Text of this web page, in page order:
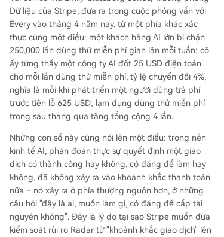
Dữ liệu của Stripe, đưa ra trong cuộc phỏng vấn với
Every vào tháng 4 năm nay, từ một phía khác xác
thực cùng một điều: một khách hàng AI lớn bị chặn
250,000 lần dùng thử miễn phí gian lận mỗi tuần; cô
ấy từng thấy một công ty AI đốt 25 USD điện toán
cho mỗi lần dùng thử miễn phí, tỷ lệ chuyển đổi 4%,
nghĩa là mỗi khi phát triển một người dùng trả phí
trước tiên lỗ 625 USD; lạm dụng dùng thử miễn phí
trong sáu tháng qua tăng tổng cộng 4 lần.
Những con số này cùng nói lên một điều: trong nền
kinh tế AI, phán đoán thực sự quyết định một giao
dịch có thành công hay không, có đáng để làm hay
không, đã không xảy ra vào khoảnh khắc thanh toán
nữa – nó xảy ra ở phía thượng nguồn hơn, ở những
câu hỏi "đây là ai, muốn làm gì, có đáng để cấp tài
nguyên không". Đây là lý do tại sao Stripe muốn đưa
kiểm soát rủi ro Radar từ "khoảnh khắc giao dịch" lên